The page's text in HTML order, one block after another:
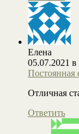
Елена
05.07.2021
Постоянная
Отличная
Ответить